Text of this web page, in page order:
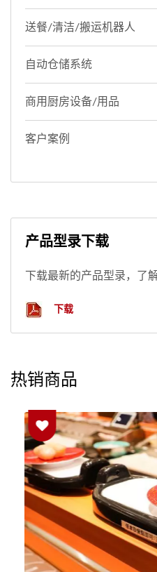
送餐/清洁/搬运机器人
自动仓储系统
商用厨房设备/用品
客户案例
产品型录下载
下载最新的产品型录，了
下载
热销商品